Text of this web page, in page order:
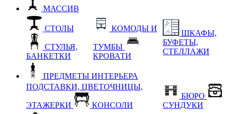
МАССИВ
СТОЛЫ
СТУЛЬЯ,
БАНКЕТКИ
КОМОДЫ И
ТУМБЫ
КРОВАТИ
ШКАФЫ,
БУФЕТЫ,
СТЕЛЛАЖИ
ПРЕДМЕТЫ ИНТЕРЬЕРА
ПОДСТАВКИ, ЦВЕТОЧНИЦЫ,
ЭТАЖЕРКИ КОНСОЛИ
БЮРО
СУНДУКИ